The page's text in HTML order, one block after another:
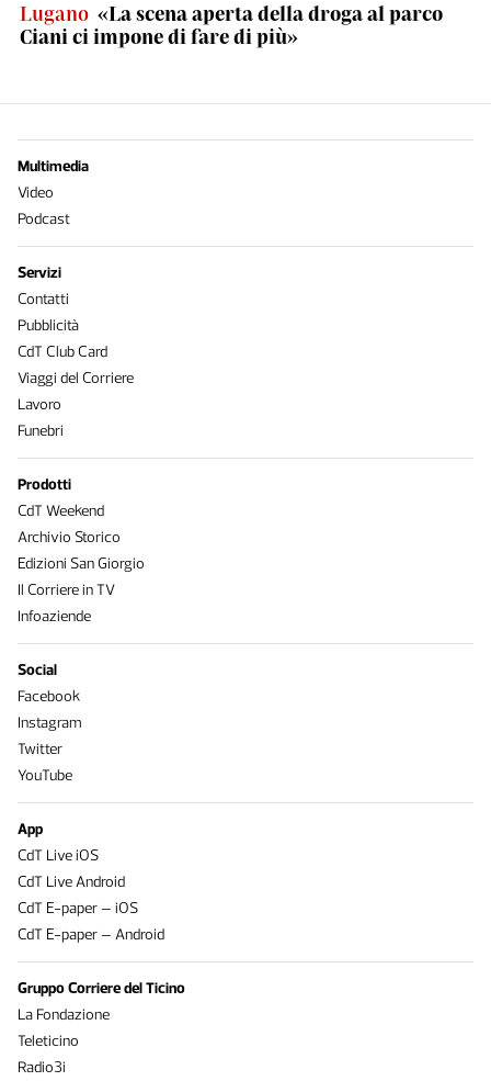
Lugano «La scena aperta della droga al parco
Ciani ci impone di fare di più»
Multimedia
Video
Podcast
Servizi
Contatti
Pubblicità
CdT Club Card
Viaggi del Corriere
Lavoro
Funebri
Prodotti
CdT Weekend
Archivio Storico
Edizioni San Giorgio
Il Corriere in TV
Infoaziende
Social
Facebook
Instagram
Twitter
YouTube
App
CdT Live iOS
CdT Live Android
CdT E-paper – iOS
CdT E-paper – Android
Gruppo Corriere del Ticino
La Fondazione
Teleticino
Radio3i